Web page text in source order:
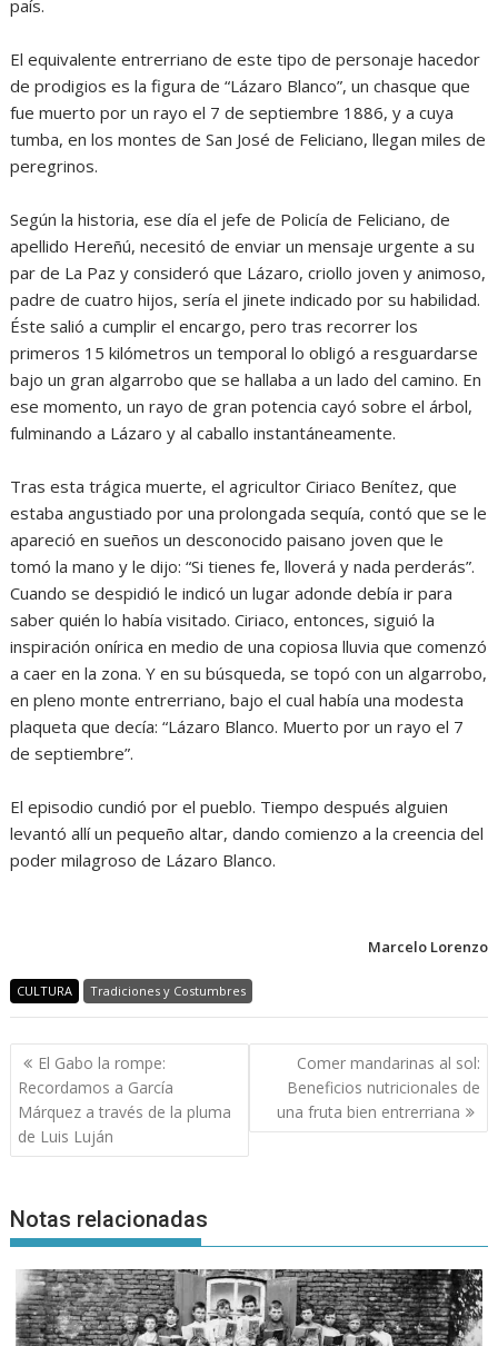
país.
El equivalente entrerriano de este tipo de personaje hacedor
de prodigios es la figura de “Lázaro Blanco”, un chasque que
fue muerto por un rayo el 7 de septiembre 1886, y a cuya
tumba, en los montes de San José de Feliciano, llegan miles de
peregrinos.
Según la historia, ese día el jefe de Policía de Feliciano, de
apellido Hereñú, necesitó de enviar un mensaje urgente a su
par de La Paz y consideró que Lázaro, criollo joven y animoso,
padre de cuatro hijos, sería el jinete indicado por su habilidad.
Éste salió a cumplir el encargo, pero tras recorrer los
primeros 15 kilómetros un temporal lo obligó a resguardarse
bajo un gran algarrobo que se hallaba a un lado del camino. En
ese momento, un rayo de gran potencia cayó sobre el árbol,
fulminando a Lázaro y al caballo instantáneamente.
Tras esta trágica muerte, el agricultor Ciriaco Benítez, que
estaba angustiado por una prolongada sequía, contó que se le
apareció en sueños un desconocido paisano joven que le
tomó la mano y le dijo: “Si tienes fe, lloverá y nada perderás”.
Cuando se despidió le indicó un lugar adonde debía ir para
saber quién lo había visitado. Ciriaco, entonces, siguió la
inspiración onírica en medio de una copiosa lluvia que comenzó
a caer en la zona. Y en su búsqueda, se topó con un algarrobo,
en pleno monte entrerriano, bajo el cual había una modesta
plaqueta que decía: “Lázaro Blanco. Muerto por un rayo el 7
de septiembre”.
El episodio cundió por el pueblo. Tiempo después alguien
levantó allí un pequeño altar, dando comienzo a la creencia del
poder milagroso de Lázaro Blanco.
Marcelo Lorenzo
CULTURA Tradiciones y Costumbres
Navegación
de
entradas
El Gabo la rompe:
Recordamos a García
Márquez a través de la pluma
de Luis Luján
Comer mandarinas al sol:
Beneficios nutricionales de
una fruta bien entrerriana
Notas relacionadas